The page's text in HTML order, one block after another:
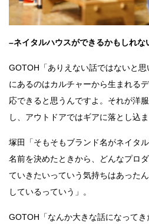
–ネイタルハウスができるかもしれな
GOTOH「ありえない話ではないと
にあるのはカルチャーから生まれる
応できると思うんですよ。それが洋
し、アウトドアではギアに落とし込
塚田「そもそもブランド名がネイタ
名前を決めたときから、どんなプロ
ていきたいっていう気持ちはあった
しているっていう」。
GOTOH「なんか大きな話になって